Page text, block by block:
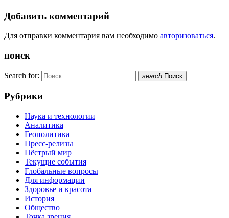
Добавить комментарий
Для отправки комментария вам необходимо авторизоваться.
поиск
Search for: search Поиск
Рубрики
Наука и технологии
Аналитика
Геополитика
Пресс-релизы
Пёстрый мир
Текущие события
Глобальные вопросы
Для информации
Здоровье и красота
История
Общество